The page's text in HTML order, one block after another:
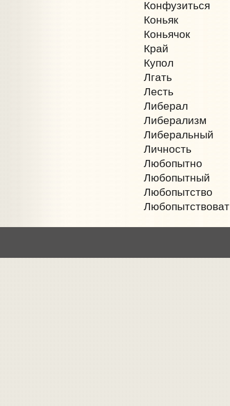
Конфузиться
Коньяк
Коньячок
Край
Купол
Лгать
Лесть
Либерал
Либерализм
Либеральный
Личность
Любопытно
Любопытный
Любопытство